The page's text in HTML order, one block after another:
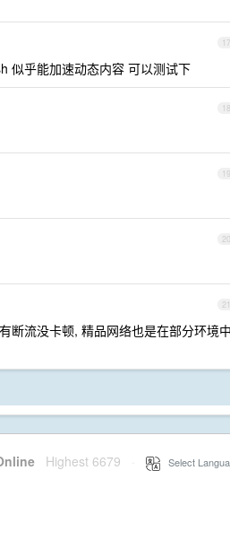
17
似乎能加速动态内容 可以测试下
18
19
20
21
断流没卡顿, 精品网络也是在部分环境中
Highest 6679 Select